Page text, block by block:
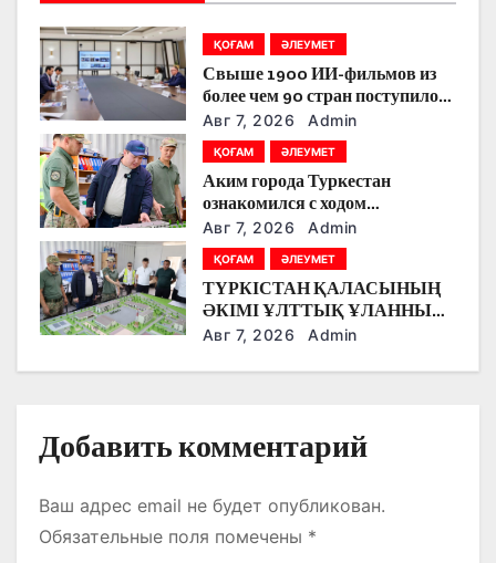
п
о
з
а
п
и
с
ҚОҒАМ ӘЛЕУМЕТ
Свыше 1900 ИИ-фильмов из
более чем 90 стран поступило
на Astana AI Film Festival
Авг 7, 2026 Admin
ҚОҒАМ ӘЛЕУМЕТ
Аким города Туркестан
ознакомился с ходом
строительства военного
городка Национальной гвардии
Авг 7, 2026 Admin
ҚОҒАМ ӘЛЕУМЕТ
ТҮРКІСТАН ҚАЛАСЫНЫҢ
ӘКІМІ ҰЛТТЫҚ ҰЛАННЫҢ
ЖАҢА ӘСКЕРИ
ҚҰРЫЛЫС БАРЫСЫМЕН
Авг 7, 2026 Admin
Добавить комментарий
Ваш адрес email не будет опубликован.
Обязательные поля помечены *